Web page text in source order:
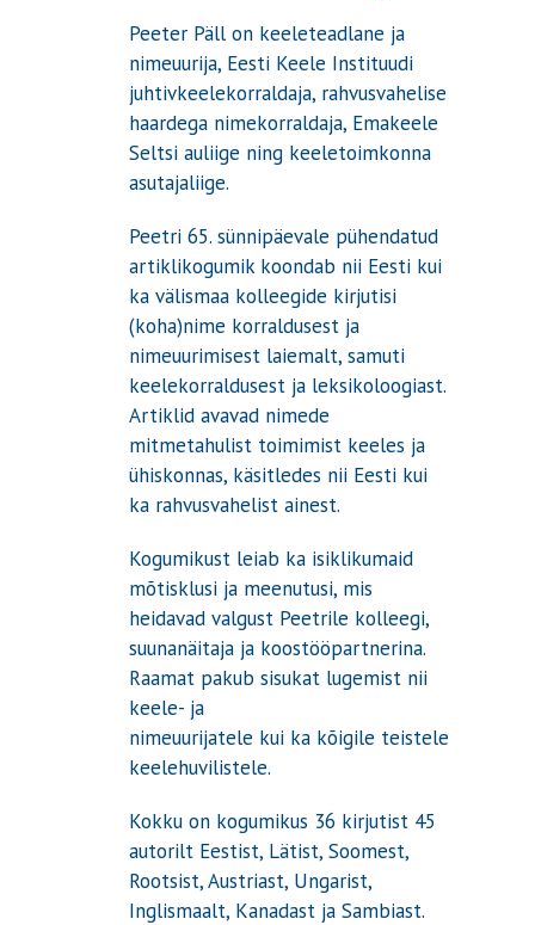
Peeter Päll on keeleteadlane ja
nimeuurija, Eesti Keele Instituudi
juhtivkeelekorraldaja, rahvusvahelise
haardega nimekorraldaja, Emakeele
Seltsi auliige ning keeletoimkonna
asutajaliige.
Peetri 65. sünnipäevale pühendatud
artiklikogumik koondab nii Eesti kui
ka välismaa kolleegide kirjutisi
(koha)nime korraldusest ja
nimeuurimisest laiemalt, samuti
keelekorraldusest ja leksikoloogiast.
Artiklid avavad nimede
mitmetahulist toimimist keeles ja
ühiskonnas, käsitledes nii Eesti kui
ka rahvusvahelist ainest.
Kogumikust leiab ka isiklikumaid
mõtisklusi ja meenutusi, mis
heidavad valgust Peetrile kolleegi,
suunanäitaja ja koostööpartnerina.
Raamat pakub sisukat lugemist nii
keele- ja
nimeuurijatele kui ka kõigile teistele
keelehuvilistele.
Kokku on kogumikus 36 kirjutist 45
autorilt Eestist, Lätist, Soomest,
Rootsist, Austriast, Ungarist,
Inglismaalt, Kanadast ja Sambiast.